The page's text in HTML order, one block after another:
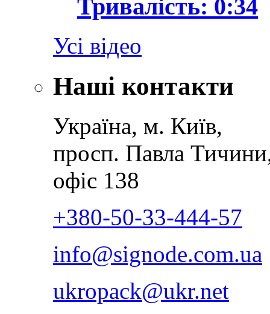
Тривалість: 0:34
Усі відео
Наші контакти
Україна, м. Київ,
просп. Павла
офіс 138
+380-50-33-444-57
info@signode.com.ua
ukropack@ukr.net